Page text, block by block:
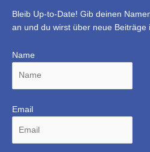
Bleib Up-to-Date! Gib deinen
an und du wirst über neue Beiträge
Name
Email